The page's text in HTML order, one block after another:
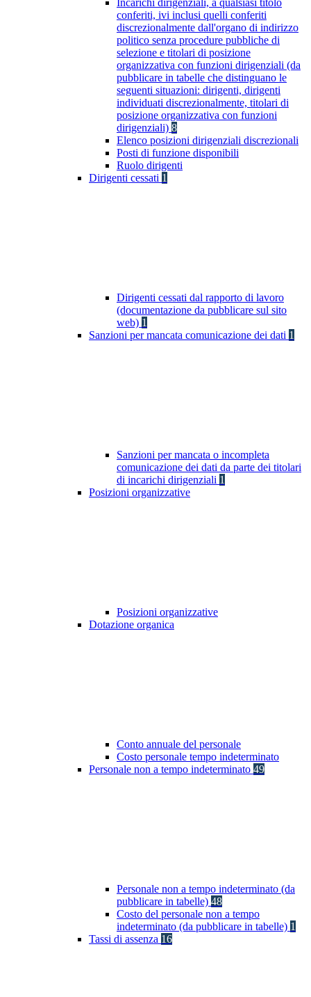
Incarichi dirigenziali, a qualsiasi titolo
conferiti, ivi inclusi quelli conferiti
discrezionalmente dall'organo di indirizzo
politico senza procedure pubbliche di
selezione e titolari di posizione
organizzativa con funzioni dirigenziali (da
pubblicare in tabelle che distinguano le
seguenti situazioni: dirigenti, dirigenti
individuati discrezionalmente, titolari di
posizione organizzativa con funzioni
dirigenziali) 8
Elenco posizioni dirigenziali discrezionali
Posti di funzione disponibili
Ruolo dirigenti
Dirigenti cessati 1
Dirigenti cessati dal rapporto di lavoro
(documentazione da pubblicare sul sito
web) 1
Sanzioni per mancata comunicazione dei dati 1
Sanzioni per mancata o incompleta
comunicazione dei dati da parte dei titolari
di incarichi dirigenziali 1
Posizioni organizzative
Posizioni organizzative
Dotazione organica
Conto annuale del personale
Costo personale tempo indeterminato
Personale non a tempo indeterminato 49
Personale non a tempo indeterminato (da
pubblicare in tabelle) 48
Costo del personale non a tempo
indeterminato (da pubblicare in tabelle) 1
Tassi di assenza 16